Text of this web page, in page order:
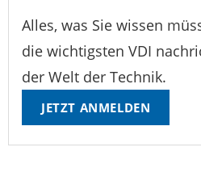
Alles, was Sie wissen
die wichtigsten VDI
der Welt der Technik.
JETZT ANMELDEN